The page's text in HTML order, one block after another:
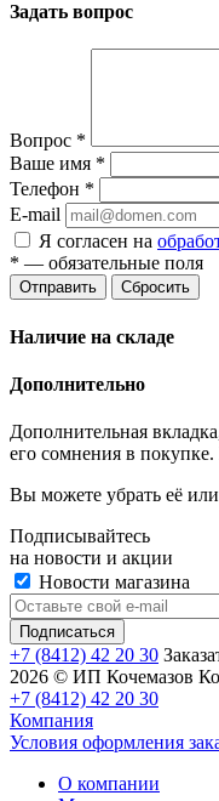
Задать вопрос
Вопрос *
Ваше имя *
Телефон *
E-mail
Я согласен на
* — обязательные поля
Отправить Сбросить
Наличие на складе
Дополнительно
Дополнительная
его сомнения в
Вы можете убрать её
Подписывайтесь
на новости и акции
Новости магазина
+7 (8412) 42 20 30
2026 © ИП Кочемазов
+7 (8412) 42 20 30
Компания
Условия оформления
О компании